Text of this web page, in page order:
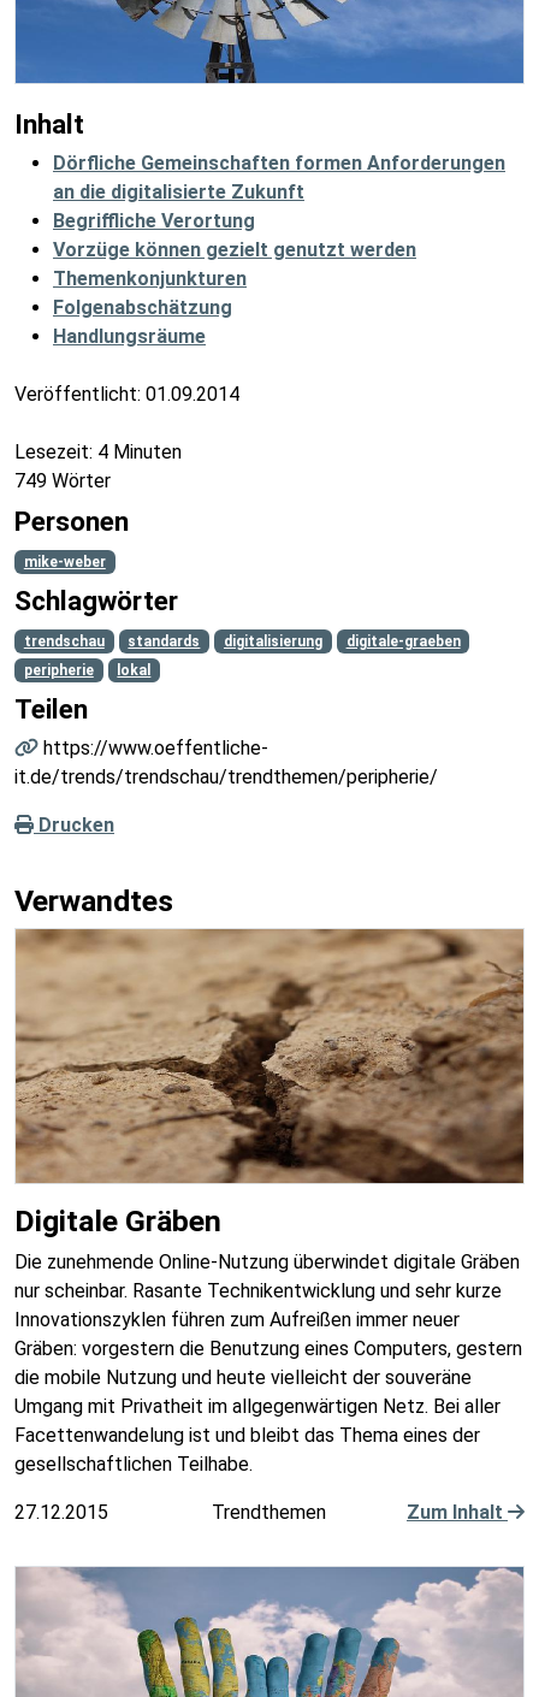
Inhalt
Dörfliche Gemeinschaften formen Anforderungen
an die digitalisierte Zukunft
Begriffliche Verortung
Vorzüge können gezielt genutzt werden
Themenkonjunkturen
Folgenabschätzung
Handlungsräume
Veröffentlicht: 01.09.2014
Lesezeit: 4 Minuten
749 Wörter
Personen
mike-weber
Schlagwörter
trendschau standards digitalisierung
digitale-graeben
peripherie
lokal
Teilen
https://www.oeffentliche-
it.de/trends/trendschau/trendthemen/peripherie/
Drucken
Verwandtes
Digitale Gräben
Die zunehmende Online-Nutzung überwindet digitale Gräben
nur scheinbar. Rasante Technikentwicklung und sehr kurze
Innovationszyklen führen zum Aufreißen immer neuer
Gräben: vorgestern die Benutzung eines Computers, gestern
die mobile Nutzung und heute vielleicht der souveräne
Umgang mit Privatheit im allgegenwärtigen Netz. Bei aller
Facettenwandelung ist und bleibt das Thema eines der
gesellschaftlichen Teilhabe.
27.12.2015 Trendthemen Zum Inhalt